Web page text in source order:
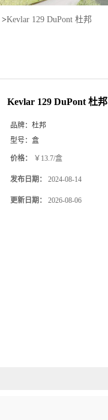
>Kevlar 129 DuPont 杜邦
Kevlar 129 DuPont 杜邦
品牌： 杜邦
型号： 盒
价格： ￥13.7/盒
发布日期： 2024-08-14
更新日期： 2026-08-06